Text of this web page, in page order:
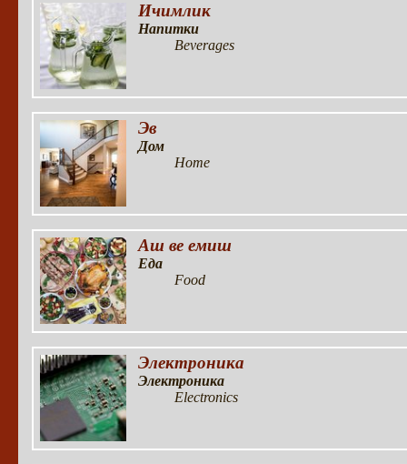
Ичимлик
Напитки
Beverages
Эв
Дом
Home
Аш ве емиш
Еда
Food
Электроника
Электроника
Electronics